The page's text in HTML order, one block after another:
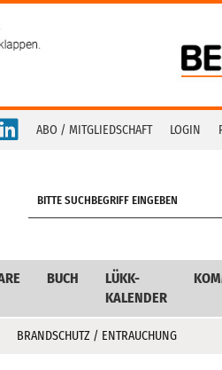
ABO / MITGLIEDSCHAFT LOGIN
BUCH
LÜKK-
KALENDER
BRANDSCHUTZ / ENTRAUCHUNG